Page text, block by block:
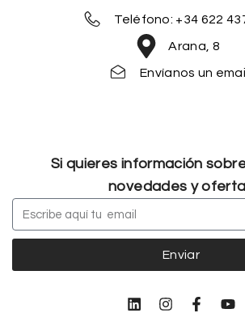
Teléfono: +34 622
Arana, 8
Envíanos un
Si quieres información
novedades y
Enviar